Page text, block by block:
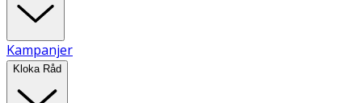
Kampanjer
Kloka Råd